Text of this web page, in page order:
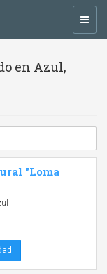
en Azul,
"Loma